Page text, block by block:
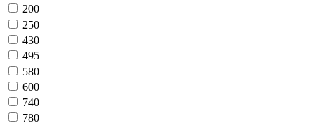
200
250
430
495
580
600
740
780